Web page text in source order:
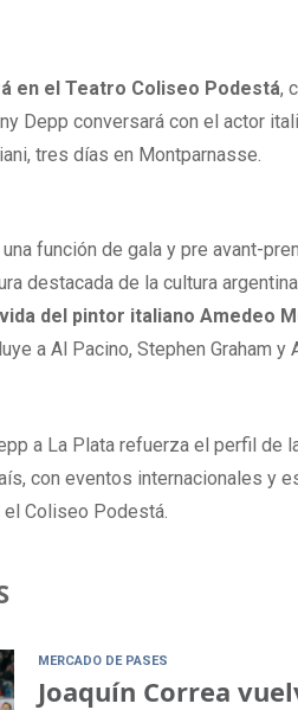
en el Teatro Coliseo Podestá,
Depp conversará con el actor
tres días en Montparnasse.
una función de gala y pre avant-
destacada de la cultura
del pintor italiano Amedeo
a Al Pacino, Stephen Graham y
a La Plata refuerza el perfil de
con eventos internacionales y
el Coliseo Podestá.
MERCADO DE PASES
Joaquín Correa